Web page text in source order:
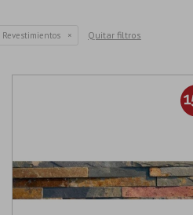
Revestimientos Quitar filtros